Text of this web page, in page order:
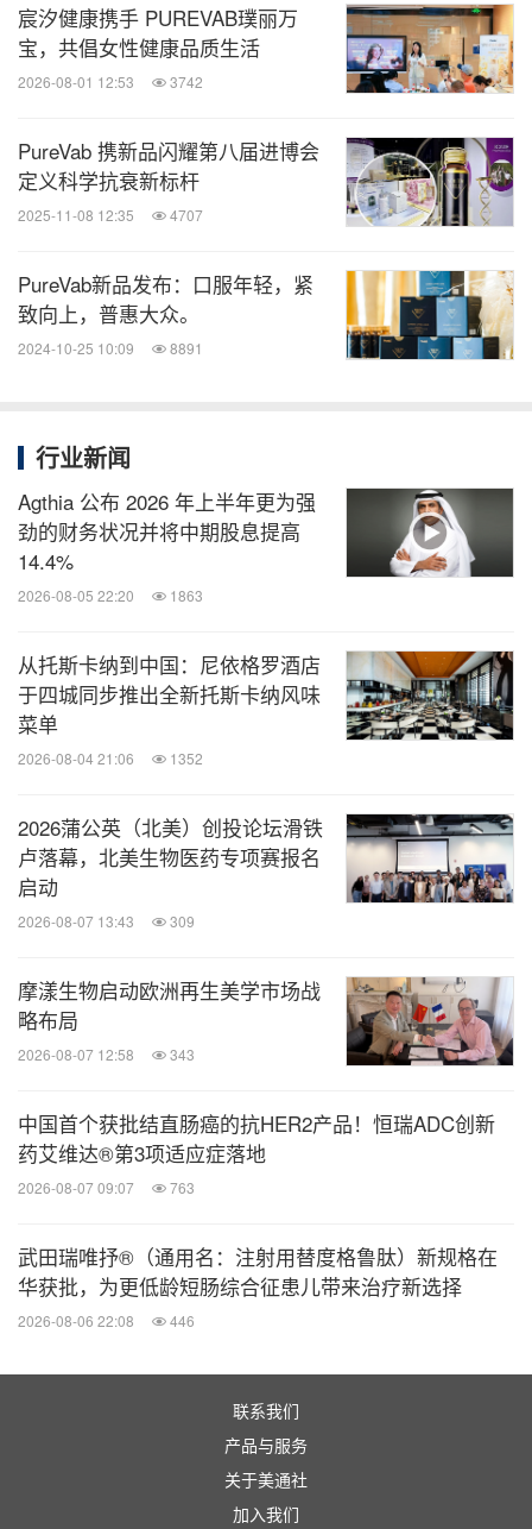
宸汐健康携手 PUREVAB璞丽万
宝，共倡女性健康品质生活
2026-08-01 12:53 3742
PureVab 携新品闪耀第八届进博会
定义科学抗衰新标杆
2025-11-08 12:35 4707
PureVab新品发布：口服年轻，紧
致向上，普惠大众。
2024-10-25 10:09 8891
行业新闻
Agthia 公布 2026 年上半年更为强
劲的财务状况并将中期股息提高
14.4%
2026-08-05 22:20 1863
从托斯卡纳到中国：尼依格罗酒店
于四城同步推出全新托斯卡纳风味
菜单
2026-08-04 21:06 1352
2026蒲公英（北美）创投论坛滑铁
卢落幕，北美生物医药专项赛报名
启动
2026-08-07 13:43 309
摩漾生物启动欧洲再生美学市场战
略布局
2026-08-07 12:58 343
中国首个获批结直肠癌的抗HER2产品！恒瑞ADC创新
药艾维达®第3项适应症落地
2026-08-07 09:07 763
武田瑞唯抒®（通用名：注射用替度格鲁肽）新规格在
华获批，为更低龄短肠综合征患儿带来治疗新选择
2026-08-06 22:08 446
联系我们
产品与服务
关于美通社
加入我们